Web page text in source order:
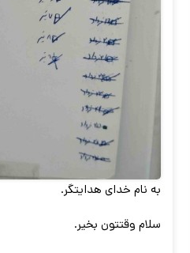
به نام خدای هدایتگر.
سلام وقتتون بخیر.